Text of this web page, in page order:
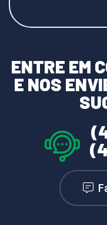
ENTRE EM
E NOS